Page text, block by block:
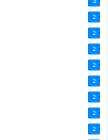
2
2
2
2
2
2
2
2